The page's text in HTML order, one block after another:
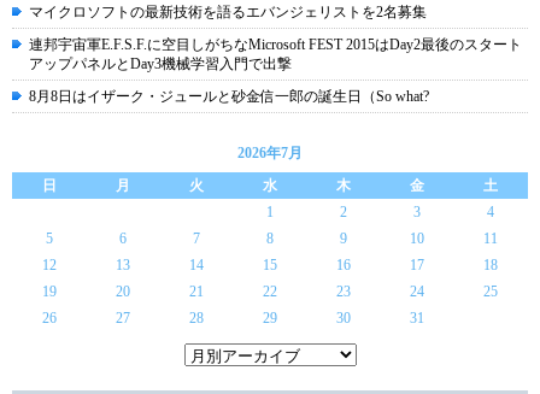
マイクロソフトの最新技術を語るエバンジェリストを2名募集
連邦宇宙軍E.F.S.F.に空目しがちなMicrosoft FEST 2015はDay2最後のスタート
アップパネルとDay3機械学習入門で出撃
8月8日はイザーク・ジュールと砂金信一郎の誕生日（So what?
2026年7月
日
月 火 水 木 金
土
1
2 3
4
5
6 7 8 9 10
11
12
13 14 15 16 17
18
19
20 21 22 23 24
25
26
27 28 29 30 31